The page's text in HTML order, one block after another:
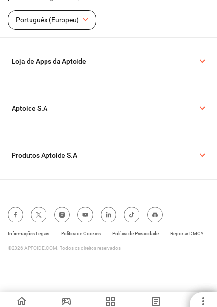
Português (Europeu)
Loja de Apps da Aptoide
Aptoide S.A
Produtos Aptoide S.A
Informações Legais Política de Cookies Política de Privacidade Reportar DMCA
©2026 APTOIDE.COM. Todos os direitos reservados